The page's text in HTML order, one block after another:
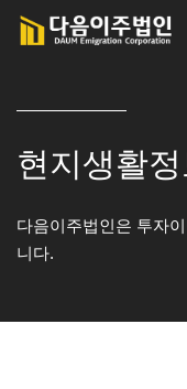
현지생활정
다음이주법인은 투자
니다.